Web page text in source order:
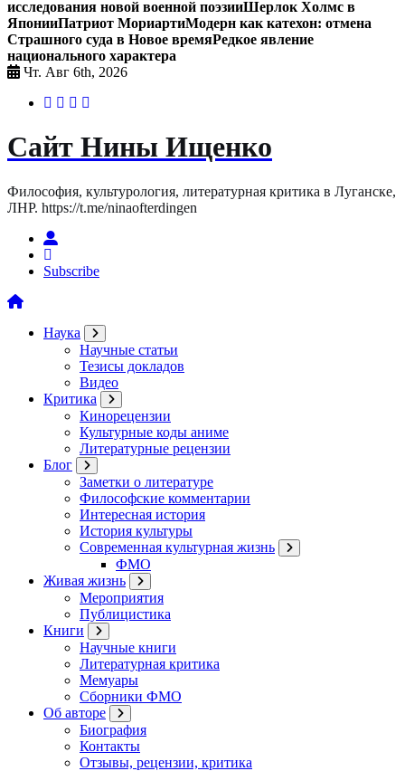
исследования новой военной поэзииШерлок Холмс в
ЯпонииПатриот МориартиМодерн как катехон: отмена
Страшного суда в Новое времяРедкое явление
национального характера
Чт. Авг 6th, 2026
Сайт Нины Ищенко
Философия, культурология, литературная критика в Луганске,
ЛНР. https://t.me/ninaofterdingen
Subscribe
Наука
Научные статьи
Тезисы докладов
Видео
Критика
Кинорецензии
Культурные коды аниме
Литературные рецензии
Блог
Заметки о литературе
Философские комментарии
Интересная история
История культуры
Современная культурная жизнь
ФМО
Живая жизнь
Мероприятия
Публицистика
Книги
Научные книги
Литературная критика
Мемуары
Сборники ФМО
Об авторе
Биография
Контакты
Отзывы, рецензии, критика